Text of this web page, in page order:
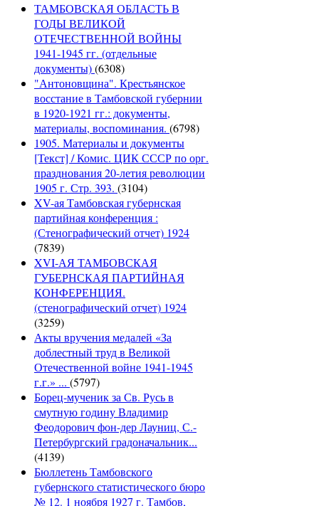
ТАМБОВСКАЯ ОБЛАСТЬ В
ГОДЫ ВЕЛИКОЙ
ОТЕЧЕСТВЕННОЙ ВОЙНЫ
1941-1945 гг. (отдельные
документы)(6308)
"Антоновщина". Крестьянское
восстание в Тамбовской губернии
в 1920-1921 гг.: документы,
материалы, воспоминания. (6798)
1905. Материалы и документы
[Текст] / Комис. ЦИК СССР по орг.
празднования 20-летия революции
1905 г. Стр. 393. (3104)
XV-ая Тамбовская губернская
партийная конференция :
(Стенографический отчет) 1924
(7839)
XVI-АЯ ТАМБОВСКАЯ
ГУБЕРНСКАЯ ПАРТИЙНАЯ
КОНФЕРЕНЦИЯ.
(стенографический отчет) 1924
(3259)
Акты вручения медалей «За
доблестный труд в Великой
Отечественной войне 1941-1945
г.г.» ... (5797)
Борец-мученик за Св. Русь в
смутную годину Владимир
Феодорович фон-дер Лауниц, С.-
Петербургский градоначальник...
(4139)
Бюллетень Тамбовского
губернского статистического бюро
№ 12. 1 ноября 1927 г. Тамбов,